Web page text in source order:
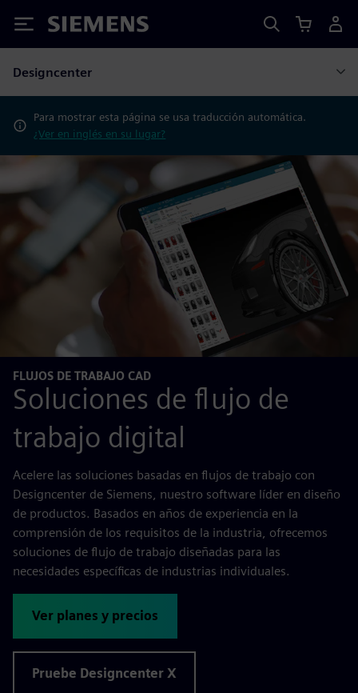
Siemens
Designcenter
Para mostrar esta página se usa traducción automática.
¿Ver en inglés en su lugar?
FLUJOS DE TRABAJO CAD
Soluciones de flujo de
trabajo digital
Acelere las soluciones basadas en flujos de trabajo con
Designcenter de Siemens, nuestro software líder en diseño
de productos. Basados en años de experiencia en la
comprensión de los requisitos de la industria, ofrecemos
soluciones de flujo de trabajo diseñadas para las
necesidades específicas de industrias individuales.
Ver planes y precios
Pruebe Designcenter X